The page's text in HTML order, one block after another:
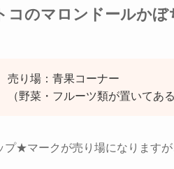
コのマロンドールかぼ
売り場：青果コーナー
（野菜・フルーツ類が置いてあ
プ★マークが売り場になります